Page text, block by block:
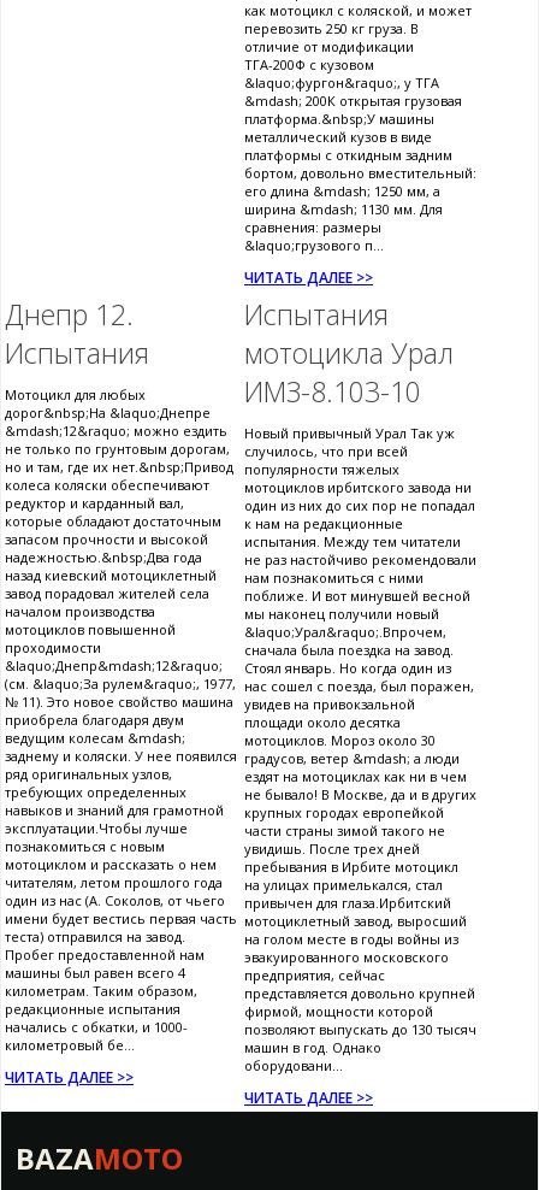
как мотоцикл с коляской, и может
перевозить 250 кг груза. В
отличие от модификации
ТГА-200Ф с кузовом
&laquo;фургон&raquo;, у ТГА
&mdash; 200К открытая грузовая
платформа.&nbsp;У машины
металлический кузов в виде
платформы с откидным задним
бортом, довольно вместительный:
его длина &mdash; 1250 мм, а
ширина &mdash; 1130 мм. Для
сравнения: размеры
&laquo;грузового п...
ЧИТАТЬ ДАЛЕЕ >>
Днепр 12.
Испытания
Мотоцикл для любых
дорог&nbsp;На &laquo;Днепре
&mdash;12&raquo; можно ездить
не только по грунтовым дорогам,
но и там, где их нет.&nbsp;Привод
колеса коляски обеспечивают
редуктор и карданный вал,
которые обладают достаточным
запасом прочности и высокой
надежностью.&nbsp;Два года
назад киевский мотоциклетный
завод порадовал жителей села
началом производства
мотоциклов повышенной
проходимости
&laquo;Днепр&mdash;12&raquo;
(см. &laquo;За рулем&raquo;, 1977,
№ 11). Это новое свойство машина
приобрела благодаря двум
ведущим колесам &mdash;
заднему и коляски. У нее появился
ряд оригинальных узлов,
требующих определенных
навыков и знаний для грамотной
эксплуатации.Чтобы лучше
познакомиться с новым
мотоциклом и рассказать о нем
читателям, летом прошлого года
один из нас (А. Соколов, от чьего
имени будет вестись первая часть
теста) отправился на завод.
Пробег предоставленной нам
машины был равен всего 4
километрам. Таким образом,
редакционные испытания
начались с обкатки, и 1000-
километровый бе...
ЧИТАТЬ ДАЛЕЕ >>
Испытания
мотоцикла Урал
ИМЗ-8.103-10
Новый привычный Урал Так уж
случилось, что при всей
популярности тяжелых
мотоциклов ирбитского завода ни
один из них до сих пор не попадал
к нам на редакционные
испытания. Между тем читатели
не раз настойчиво рекомендовали
нам познакомиться с ними
поближе. И вот минувшей весной
мы наконец получили новый
&laquo;Урал&raquo;.Впрочем,
сначала была поездка на завод.
Стоял январь. Но когда один из
нас сошел с поезда, был поражен,
увидев на привокзальной
площади около десятка
мотоциклов. Мороз около 30
градусов, ветер &mdash; а люди
ездят на мотоциклах как ни в чем
не бывало! В Москве, да и в других
крупных городах европейкой
части страны зимой такого не
увидишь. После трех дней
пребывания в Ирбите мотоцикл
на улицах примелькался, стал
привычен для глаза.Ирбитский
мотоциклетный завод, выросший
на голом месте в годы войны из
эвакуированного московского
предприятия, сейчас
представляется довольно крупней
фирмой, мощности которой
позволяют выпускать до 130 тысяч
машин в год. Однако
оборудовани...
ЧИТАТЬ ДАЛЕЕ >>
BAZAMOTO